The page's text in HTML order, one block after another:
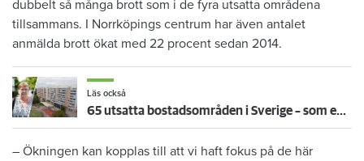
dubbelt så många brott som i de fyra utsatta områdena
tillsammans. I Norrköpings centrum har även antalet
anmälda brott ökat med 22 procent sedan 2014.
Läs också
65 utsatta bostadsområden i Sverige – som enda område tas Andersberg i Halmstad bort
– Ökningen kan kopplas till att vi haft fokus på de här